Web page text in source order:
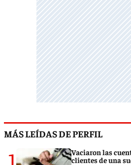
MÁS LEÍDAS DE PERFIL
Vaciaron las
clientes de una